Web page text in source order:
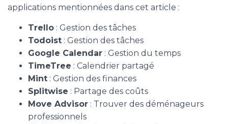
applications mentionnées dans cet article :
Trello : Gestion des tâches
Todoist : Gestion des tâches
Google Calendar : Gestion du temps
TimeTree : Calendrier partagé
Mint : Gestion des finances
Splitwise : Partage des coûts
Move Advisor : Trouver des déménageurs
professionnels